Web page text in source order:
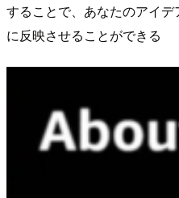
することで、あなたのアイ
に反映させることができる